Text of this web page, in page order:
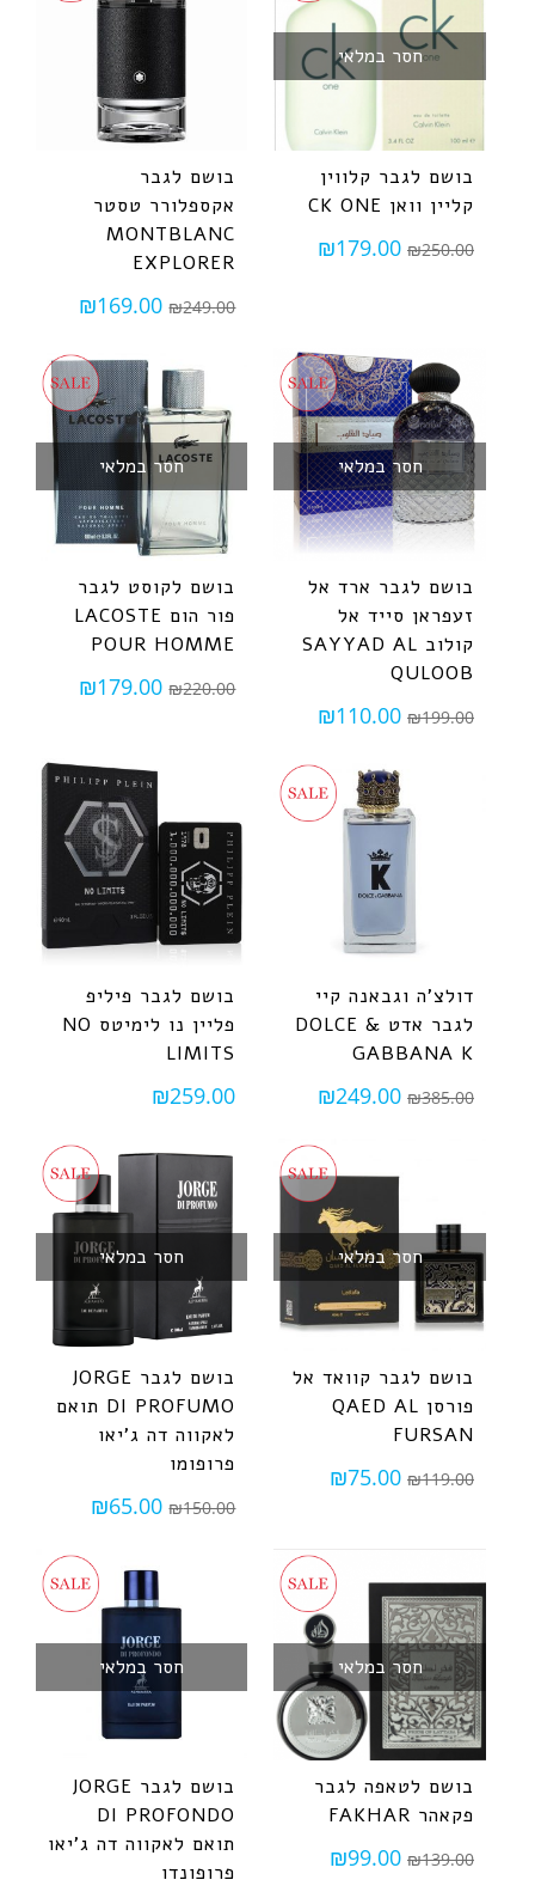
חסר במלאי
בושם לגבר קלווין
קליין וואן CK ONE
₪250.00
₪179.00
בושם לגבר
אקספלורר טסטר
MONTBLANC
EXPLORER
₪249.00
₪169.00
חסר במלאי
בושם לגבר ארד אל
זעפראן סייד אל
קולוב SAYYAD AL
QULOOB
₪199.00
₪110.00
חסר במלאי
בושם לקוסט לגבר
פור הום LACOSTE
POUR HOMME
₪220.00
₪179.00
דולצ'ה וגבאנה קיי
לגבר אדט DOLCE &
GABBANA K
₪385.00
₪249.00
בושם לגבר פיליפ
פליין נו לימיטס NO
LIMITS
₪259.00
חסר במלאי
בושם לגבר קוואד אל
פורסן QAED AL
FURSAN
₪119.00
₪75.00
חסר במלאי
בושם לגבר JORGE
DI PROFUMO תואם
לאקווה דה ג'יאו
פרופומו
₪150.00
₪65.00
חסר במלאי
בושם לטאפה לגבר
פקאהר FAKHAR
₪139.00
₪99.00
חסר במלאי
בושם לגבר JORGE
DI PROFONDO
תואם לאקווה דה ג'יאו
פרופונדו